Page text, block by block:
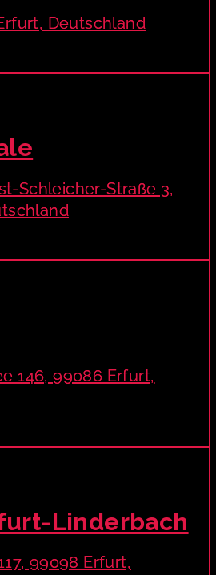
Deutschland
Schleicher-Straße 3,
146, 99086 Erfurt,
Linderbach
99098 Erfurt,